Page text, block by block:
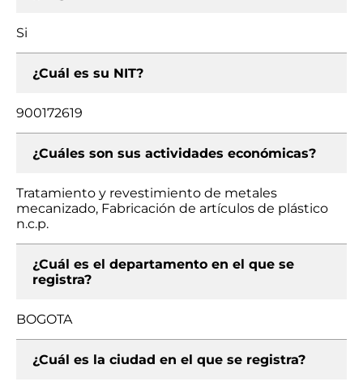
Si
¿Cuál es su NIT?
900172619
¿Cuáles son sus actividades económicas?
Tratamiento y revestimiento de metales
mecanizado, Fabricación de artículos de plástico
n.c.p.
¿Cuál es el departamento en el que se
registra?
BOGOTA
¿Cuál es la ciudad en el que se registra?